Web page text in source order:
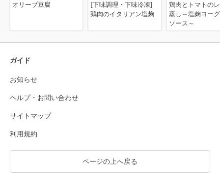
オリーブ豆腐
[下味調理・下味冷凍]
鶏肉のイタリアン塩麹
鶏肉とトマトの
蒸し～塩麹ヨー
ソース～
ガイド
お知らせ
ヘルプ・お問い合わせ
サイトマップ
利用規約
ページの上へ戻る